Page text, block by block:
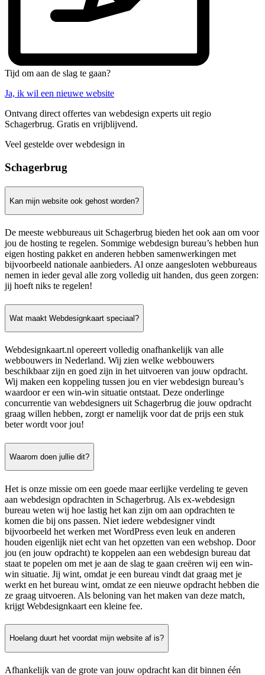
Tijd om aan de slag te gaan?
Ja, ik wil een nieuwe website
Ontvang direct offertes van webdesign experts uit regio
Schagerbrug. Gratis en vrijblijvend.
Veel gestelde over webdesign in
Schagerbrug
Kan mijn website ook gehost worden?
De meeste webbureaus uit Schagerbrug bieden het ook aan om voor
jou de hosting te regelen. Sommige webdesign bureau’s hebben hun
eigen hosting pakket en anderen hebben samenwerkingen met
bijvoorbeeld nationale aanbieders. Al onze aangesloten webbureaus
nemen in ieder geval alle zorg volledig uit handen, dus geen zorgen:
jij hoeft niks te regelen!
Wat maakt Webdesignkaart speciaal?
Webdesignkaart.nl opereert volledig onafhankelijk van alle
webbouwers in Nederland. Wij zien welke webbouwers
beschikbaar zijn en goed zijn in het uitvoeren van jouw opdracht.
Wij maken een koppeling tussen jou en vier webdesign bureau’s
waardoor er een win-win situatie ontstaat. Deze onderlinge
concurrentie van webdesigners uit Schagerbrug die jouw opdracht
graag willen hebben, zorgt er namelijk voor dat de prijs een stuk
beter wordt voor jou!
Waarom doen jullie dit?
Het is onze missie om een goede maar eerlijke verdeling te geven
aan webdesign opdrachten in Schagerbrug. Als ex-webdesign
bureau weten wij hoe lastig het kan zijn om aan opdrachten te
komen die bij ons passen. Niet iedere webdesigner vindt
bijvoorbeeld het werken met WordPress even leuk en anderen
houden eigenlijk niet echt van het opzetten van een webshop. Door
jou (en jouw opdracht) te koppelen aan een webdesign bureau dat
staat te popelen om met je aan de slag te gaan creëren wij een win-
win situatie. Jij wint, omdat je een bureau vindt dat graag met je
werkt en het bureau wint, omdat ze een nieuwe opdracht hebben die
ze graag uitvoeren. Als beloning van het maken van deze match,
krijgt Webdesignkaart een kleine fee.
Hoelang duurt het voordat mijn website af is?
Afhankelijk van de grote van jouw opdracht kan dit binnen één